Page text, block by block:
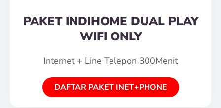
PAKET INDIHOME DUAL PLAY
WIFI ONLY
Internet + Line Telepon 300Menit
DAFTAR PAKET INET+PHONE